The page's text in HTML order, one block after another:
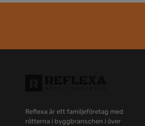
Reflexa är ett familjeföretag med
rötterna i byggbranschen i över